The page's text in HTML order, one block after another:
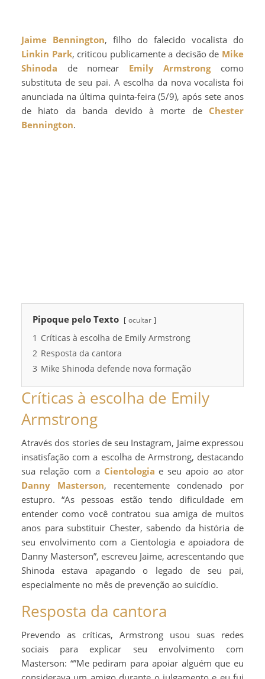
Jaime Bennington, filho do falecido vocalista do
Linkin Park, criticou publicamente a decisão de Mike
Shinoda de nomear Emily Armstrongcomo
substituta de seu pai. A escolha da nova vocalista foi
anunciada na última quinta-feira (5/9), após sete anos
de hiato da banda devido à morte de Chester
Bennington.
Pipoque pelo Texto ocultar
1 Críticas à escolha de Emily Armstrong
2 Resposta da cantora
3 Mike Shinoda defende nova formação
Críticas à escolha de Emily
Armstrong
Através dos stories de seu Instagram, Jaime expressou
insatisfação com a escolha de Armstrong, destacando
sua relação com a Cientologia e seu apoio ao ator
Danny Masterson, recentemente condenado por
estupro. “As pessoas estão tendo dificuldade em
entender como você contratou sua amiga de muitos
anos para substituir Chester, sabendo da história de
seu envolvimento com a Cientologia e apoiadora de
Danny Masterson”, escreveu Jaime, acrescentando que
Shinoda estava apagando o legado de seu pai,
especialmente no mês de prevenção ao suicídio.
Resposta da cantora
Prevendo as críticas, Armstrong usou suas redes
sociais para explicar seu envolvimento com
Masterson: “”Me pediram para apoiar alguém que eu